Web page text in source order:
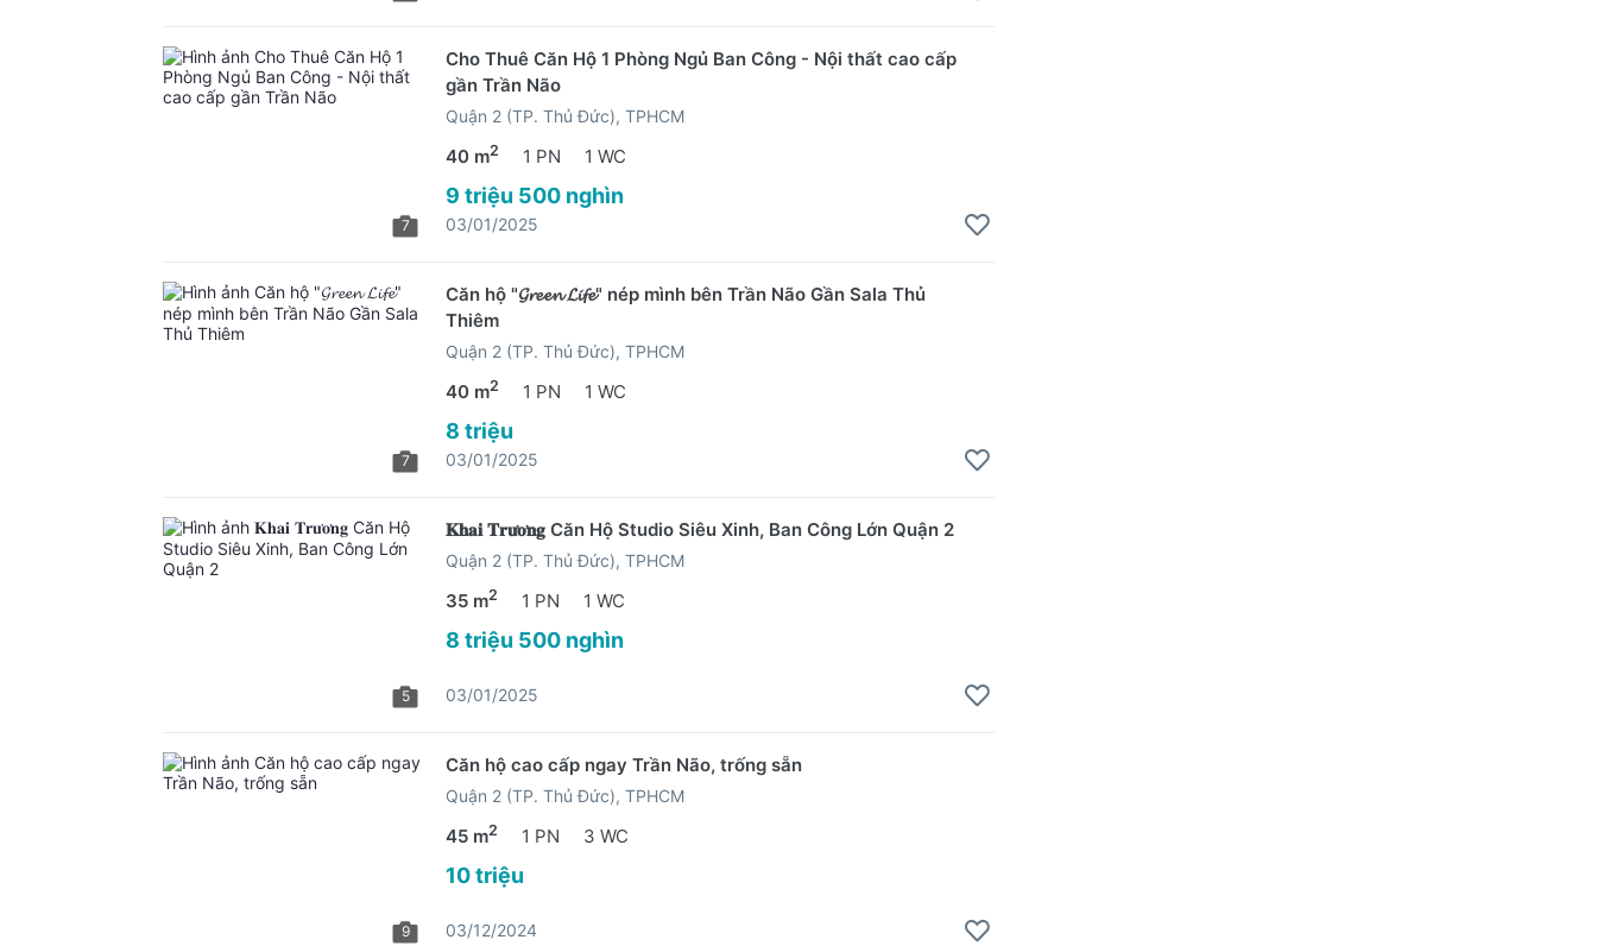
7
Cho Thuê Căn Hộ 1 Phòng Ngủ Ban Công - Nội thất cao cấp
gần Trần Não
Quận 2 (TP. Thủ Đức), TPHCM
40 m2 1 PN 1 WC
9 triệu 500 nghìn
03/01/2025
7
Căn hộ "𝓖𝓻𝓮𝓮𝓷 𝓛𝓲𝓯𝓮" nép mình bên Trần Não Gần Sala Thủ
Thiêm
Quận 2 (TP. Thủ Đức), TPHCM
40 m2 1 PN 1 WC
8 triệu
03/01/2025
5
𝐊𝐡𝐚𝐢 𝐓𝐫𝐮̛𝐨̛𝐧𝐠 Căn Hộ Studio Siêu Xinh, Ban Công Lớn Quận 2
Quận 2 (TP. Thủ Đức), TPHCM
35 m2 1 PN 1 WC
8 triệu 500 nghìn
03/01/2025
9
Căn hộ cao cấp ngay Trần Não, trống sẵn
Quận 2 (TP. Thủ Đức), TPHCM
45 m2 1 PN 3 WC
10 triệu
03/12/2024